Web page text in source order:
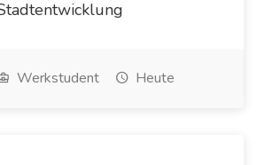
Werkstudent Heute